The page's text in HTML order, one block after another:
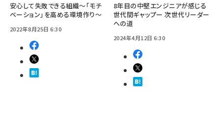
安心して失敗できる組織〜「モチ
ベーション」を高める環境作り〜
2022年8月25日 6:30
8年目の中堅エンジニアが感じる
世代間ギャップー 次世代リーダー
への道
2024年4月12日 6:30